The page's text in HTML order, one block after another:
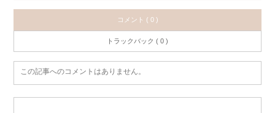
コメント ( 0 )
トラックバック ( 0 )
この記事へのコメントはありません。